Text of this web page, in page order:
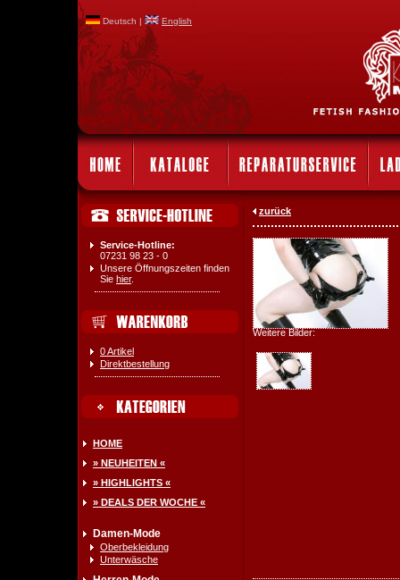
Deutsch | English
Service-Hotline:
07231 98 23 - 0
Unsere Öffnungszeiten finden
Sie hier.
0 Artikel
Direktbestellung
HOME
» NEUHEITEN «
» HIGHLIGHTS «
» DEALS DER WOCHE «
Damen-Mode
Oberbekleidung
Unterwäsche
zurück
Weitere Bilder: